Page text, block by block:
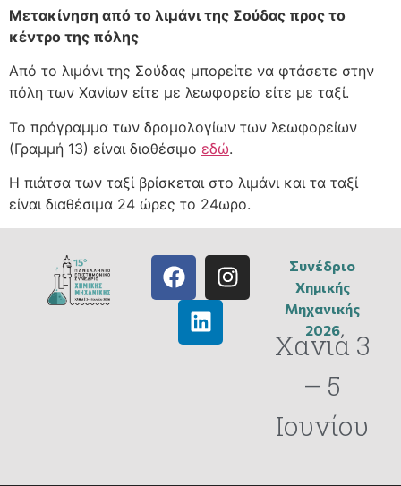
Μετακίνηση από το λιμάνι της Σούδας προς το
κέντρο της πόλης
Από το λιμάνι της Σούδας μπορείτε να φτάσετε στην
πόλη των Χανίων είτε με λεωφορείο είτε με ταξί.
Το πρόγραμμα των δρομολογίων των λεωφορείων
(Γραμμή 13) είναι διαθέσιμο εδώ.
Η πιάτσα των ταξί βρίσκεται στο λιμάνι και τα ταξί
είναι διαθέσιμα 24 ώρες το 24ωρο.
Συνέδριο
Χημικής
Μηχανικής
2026
Χανιά 3
– 5
Ιουνίου